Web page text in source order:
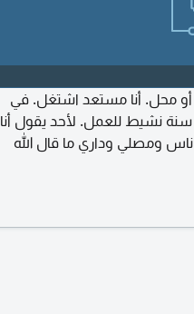
محل. أنا مستعد اشتغل. في
صنعا ولا ذمار ولا أي محافظة عمري 20 سنة نشيط للعمل. لأحد يقول أنا
ومصلي وداري ما قال الله